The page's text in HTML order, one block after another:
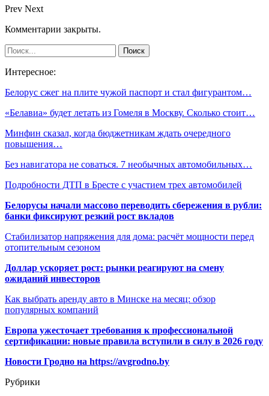
Prev Next
Комментарии закрыты.
Интересное:
Белорус сжег на плите чужой паспорт и стал фигурантом…
«Белавиа» будет летать из Гомеля в Москву. Сколько стоит…
Минфин сказал, когда бюджетникам ждать очередного
повышения…
Без навигатора не соваться. 7 необычных автомобильных…
Подробности ДТП в Бресте с участием трех автомобилей
Белорусы начали массово переводить сбережения в рубли:
банки фиксируют резкий рост вкладов
Стабилизатор напряжения для дома: расчёт мощности перед
отопительным сезоном
Доллар ускоряет рост: рынки реагируют на смену
ожиданий инвесторов
Как выбрать аренду авто в Минске на месяц: обзор
популярных компаний
Европа ужесточает требования к профессиональной
сертификации: новые правила вступили в силу в 2026 году
Новости Гродно на https://avgrodno.by
Рубрики